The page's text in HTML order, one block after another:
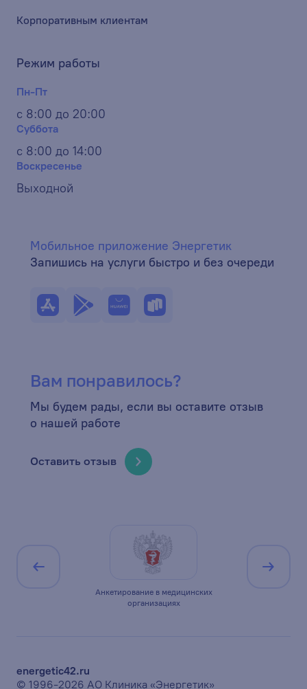
Корпоративным клиентам
Режим работы
Пн-Пт
с 8:00 до 20:00
Суббота
с 8:00 до 14:00
Воскресенье
Выходной
Мобильное приложение Энергетик
Запишись на услуги быстро и без очереди
Вам понравилось?
Мы будем рады, если вы оставите отзыв
о нашей работе
Оставить отзыв
Анкетирование в медицинских
организациях
energetic42.ru
© 1996-2026 АО Клиника «Энергетик»